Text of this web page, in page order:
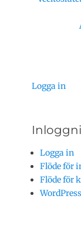
Logga in
Logga in
Flöde för
Flöde för